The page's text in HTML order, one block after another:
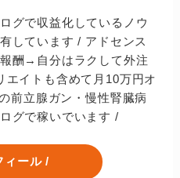
グで収益化しているノウ
しています / アドセンス
酬→自分はラクして外注
イトも含めて月10万円オ
前立腺ガン・慢性腎臓病
グで稼いでいます /
ィール /